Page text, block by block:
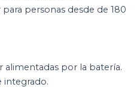
personas desde de 180
alimentadas por la batería.
integrado.